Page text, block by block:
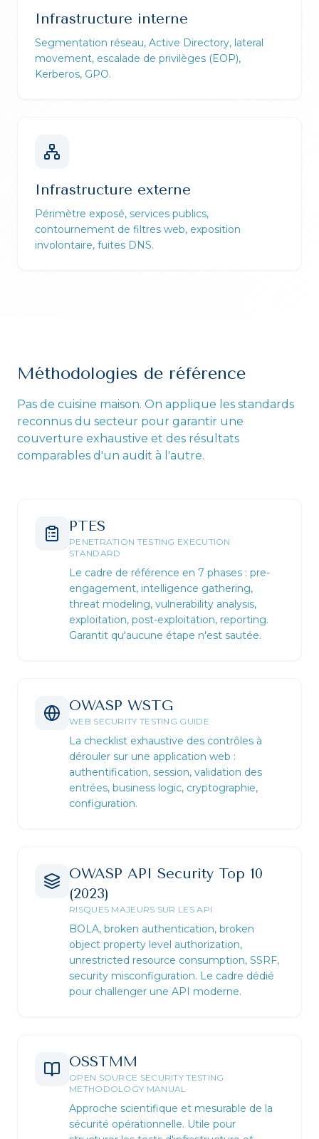
Infrastructure interne
Segmentation réseau, Active Directory, lateral
movement, escalade de privilèges (EOP),
Kerberos, GPO.
Infrastructure externe
Périmètre exposé, services publics,
contournement de filtres web, exposition
involontaire, fuites DNS.
Méthodologies de référence
Pas de cuisine maison. On applique les standards
reconnus du secteur pour garantir une
couverture exhaustive et des résultats
comparables d'un audit à l'autre.
PTES
PENETRATION TESTING EXECUTION
STANDARD
Le cadre de référence en 7 phases : pre-
engagement, intelligence gathering,
threat modeling, vulnerability analysis,
exploitation, post-exploitation, reporting.
Garantit qu'aucune étape n'est sautée.
OWASP WSTG
WEB SECURITY TESTING GUIDE
La checklist exhaustive des contrôles à
dérouler sur une application web :
authentification, session, validation des
entrées, business logic, cryptographie,
configuration.
OWASP API Security Top 10
(2023)
RISQUES MAJEURS SUR LES API
BOLA, broken authentication, broken
object property level authorization,
unrestricted resource consumption, SSRF,
security misconfiguration. Le cadre dédié
pour challenger une API moderne.
OSSTMM
OPEN SOURCE SECURITY TESTING
METHODOLOGY MANUAL
Approche scientifique et mesurable de la
sécurité opérationnelle. Utile pour